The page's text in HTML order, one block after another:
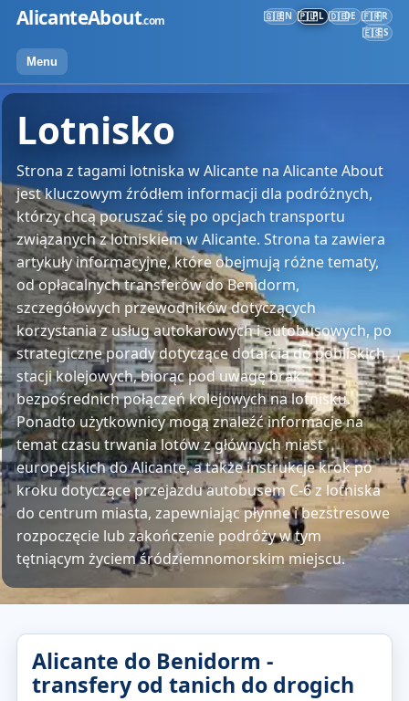
Przejdź
treści
AlicanteAbout.com
Menu
🇬🇧EN 🇵🇱PL 🇩🇪DE 🇫🇷FR
🇪🇸ES
Lotnisko
Strona z tagami lotniska w Alicante na Alicante About
jest kluczowym źródłem informacji dla podróżnych,
którzy chcą poruszać się po opcjach transportu
związanych z lotniskiem w Alicante. Strona ta zawiera
artykuły informacyjne, które obejmują różne tematy,
od opłacalnych transferów do Benidorm,
szczegółowych przewodników dotyczących
korzystania z usług autokarowych i autobusowych, po
strategiczne porady dotyczące dotarcia do pobliskich
stacji kolejowych, biorąc pod uwagę brak
bezpośrednich połączeń kolejowych na lotnisku.
Ponadto użytkownicy mogą znaleźć informacje na
temat czasu trwania lotów z głównych miast
europejskich do Alicante, a także instrukcje krok po
kroku dotyczące przejazdu autobusem C-6 z lotniska
do centrum miasta, zapewniając płynne i bezstresowe
rozpoczęcie lub zakończenie podróży w tym
tętniącym życiem śródziemnomorskim miejscu.
Alicante do Benidorm -
transfery od tanich do drogich